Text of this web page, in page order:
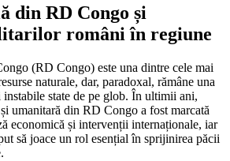
din RD Congo și
români în regiune
(RD Congo) este una dintre cele mai
naturale, dar, paradoxal, rămâne una
instabile state de pe glob. În ultimii ani,
umanitară din RD Congo a fost marcată
economică și intervenții internaționale, iar
să joace un rol esențial în sprijinirea păcii